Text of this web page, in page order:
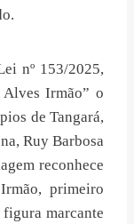
nº 153/2025,
Irmão” o
de Tangará,
Ruy Barbosa
reconhece
primeiro
figura marcante